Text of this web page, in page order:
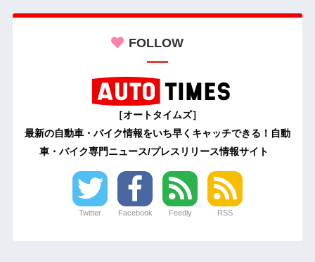
FOLLOW
［オートタイムズ］
最新の自動車・バイク情報をいち早くキャッチできる！自動
車・バイク専門ニュース/プレスリリース情報サイト
Twitter Facebook Feedly RSS